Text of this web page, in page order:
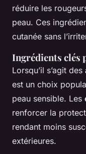
réduire les
peau. Ces
cutanée sans
Ingrédients clés
Lorsqu’il s’agit des
est un choix
peau sensible. Les
renforcer la
rendant moins
extérieures.